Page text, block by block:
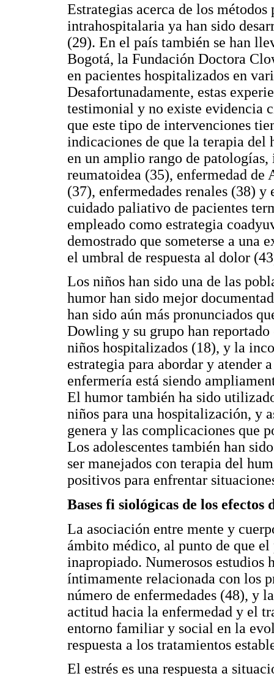
Estrategias acerca de los
intrahospitalaria ya han sido
(29). En el país también se han
Bogotá, la Fundación Doctora
en pacientes hospitalizados en
Desafortunadamente, estas
testimonial y no existe evidencia
que este tipo de intervenciones
indicaciones de que la terapia del
en un amplio rango de
reumatoidea (35), enfermedad
(37), enfermedades renales (38)
cuidado paliativo de pacientes
empleado como estrategia
demostrado que someterse a una
el umbral de respuesta al dolor
Los niños han sido una de las
humor han sido mejor
han sido aún más pronunciados
Dowling y su grupo han
niños hospitalizados (18), y la
estrategia para abordar y atender
enfermería está siendo
El humor también ha sido
niños para una hospitalización, y
genera y las complicaciones que
Los adolescentes también han
ser manejados con terapia del
positivos para enfrentar
Bases fi siológicas de los
La asociación entre mente y
ámbito médico, al punto de que
inapropiado. Numerosos estudios
íntimamente relacionada con los
número de enfermedades (48), y
actitud hacia la enfermedad y el
entorno familiar y social en la
respuesta a los tratamientos
El estrés es una respuesta a